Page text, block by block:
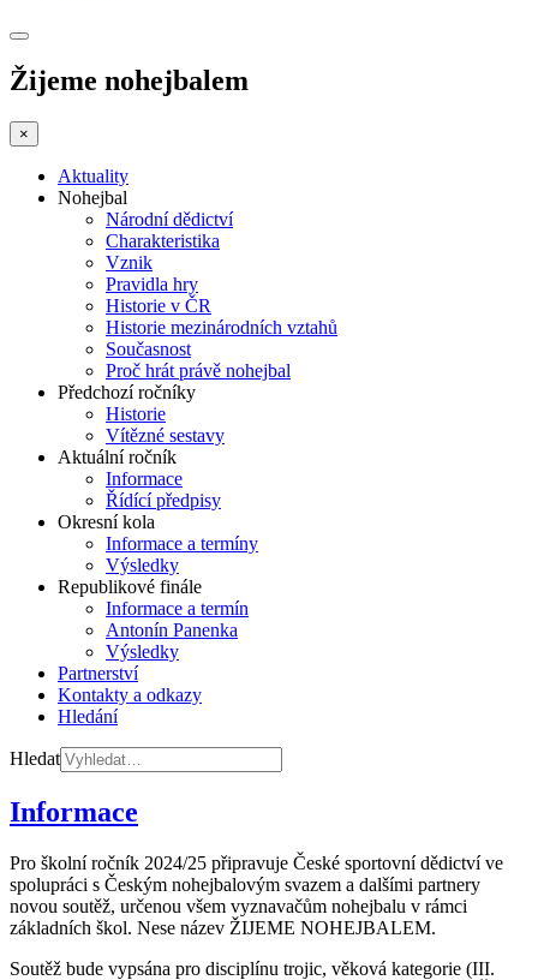
Žijeme nohejbalem
×
Aktuality
Nohejbal
Národní dědictví
Charakteristika
Vznik
Pravidla hry
Historie v ČR
Historie mezinárodních vztahů
Současnost
Proč hrát právě nohejbal
Předchozí ročníky
Historie
Vítězné sestavy
Aktuální ročník
Informace
Řídící předpisy
Okresní kola
Informace a termíny
Výsledky
Republikové finále
Informace a termín
Antonín Panenka
Výsledky
Partnerství
Kontakty a odkazy
Hledání
Hledat
Informace
Pro školní ročník 2024/25 připravuje České sportovní dědictví ve
spolupráci s Českým nohejbalovým svazem a dalšími partnery
novou soutěž, určenou všem vyznavačům nohejbalu v rámci
základních škol. Nese název ŽIJEME NOHEJBALEM.
Soutěž bude vypsána pro disciplínu trojic, věková kategorie (III.